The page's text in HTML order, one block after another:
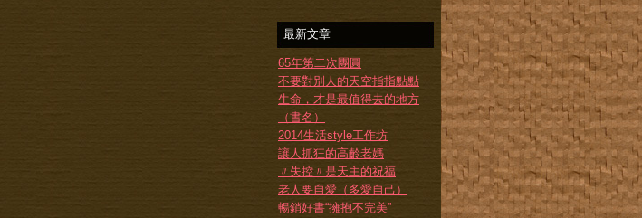
最新文章
65年第二次團圓
不要對別人的天空指指點點
生命，才是最值得去的地方
（書名）
2014生活style工作坊
讓人抓狂的高齡老媽
〃失控〃是天主的祝福
老人要自愛（多愛自己）
暢銷好書“擁抱不完美”